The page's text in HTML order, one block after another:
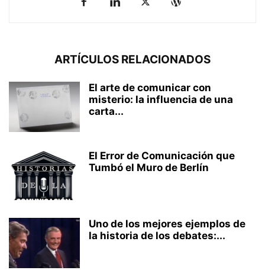
ARTÍCULOS RELACIONADOS
El arte de comunicar con
misterio: la influencia de una
carta...
El Error de Comunicación que
Tumbó el Muro de Berlín
Uno de los mejores ejemplos de
la historia de los debates:...